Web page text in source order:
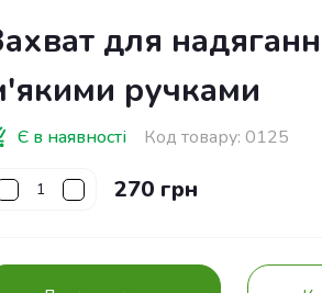
для
ручками
Є в наявності Код товару: 0125
270 грн